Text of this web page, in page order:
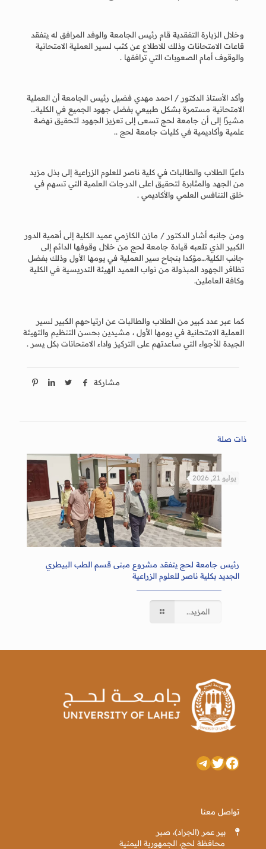
وخلال الزيارة التفقدية قام رئيس الجامعة والوفد المرافق له يتفقد
قاعات الامتحانات وذلك للاطلاع عن كثب لسير العملية الامتحانية
والوقوف أمام الصعوبات التي ترافقها .
وأكد الأستاذ الدكتور / احمد مهدي فضيل رئيس الجامعة أن العملية
الامتحانية مستمرة بشكل طبيعي بفضل جهود الجميع في الكلية…
مشيرًا إلى أن جامعة لحج تسعى إلى تعزيز الجهود لتحقيق نهضة
علمية وأكاديمية في كليات جامعة لحج ..
داعيًا الطلاب والطالبات في كلية ناصر للعلوم الزراعية إلى بذل مزيد
من الجهد والمثابرة لتحقيق اعلى الدرجات العلمية التي تسهم في
خلق التنافس العلمي والأكاديمي .
ومن جانبه أشار الدكتور / مازن الكازمي عميد الكلية إلى أهمية الدور
الكبير الذي تلعبه قيادة جامعة لحج من خلال وقوفها الدائم إلى
جانب الكلية…مؤكدا بنجاح سير العملية في يومها الأول وذلك بفضل
تظافر الجهود المبذولة من نواب العميد الهيئة التدريسية في الكلية
وكافة العاملين.
كما عبر عدد كبير من الطلاب والطالبات عن ارتياحهم الكبير لسير
العملية الامتحانية في يومها الأول ، مشيدين بحسن التنظيم والتهيئة
الجيدة للأجواء التي ساعدتهم على التركيز واداء الامتحانات بكل يسر .
مشاركة
ذات صلة
يوليو 21, 2026
رئيس جامعة لحج يتفقد مشروع مبنى قسم الطب البيطري
الجديد بكلية ناصر للعلوم الزراعية
المزيد..
فيسبوك
تويترتيليجرام
تواصل معنا
بير عمر (الجراد)، صبر
محافظة لحج، الجمهورية اليمنية